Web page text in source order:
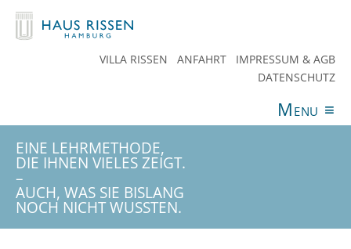
VILLA RISSEN ANFAHRT
IMPRESSUM & AGB
DATENSCHUTZ
Menu ≡
ANGEBOTE VERANSTALTUNGEN
AKTUELLES
SPENDEN
TEAM HAUS RISSEN
EINE LEHRMETHODE,
DIE IHNEN VIELES ZEIGT.
–
AUCH, WAS SIE BISLANG
NOCH NICHT WUSSTEN.